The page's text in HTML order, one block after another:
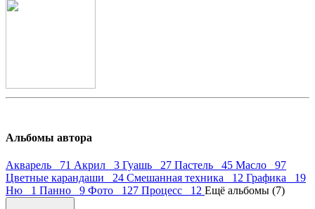
Альбомы автора
Акварель 71 Акрил 3 Гуашь 27 Пастель 45 Масло 97
Цветные карандаши 24 Смешанная техника 12 Графика 19
Ню 1 Панно 9 Фото 127 Процесс 12 Ещё альбомы (7)